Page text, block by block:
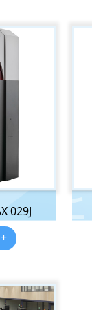
029J